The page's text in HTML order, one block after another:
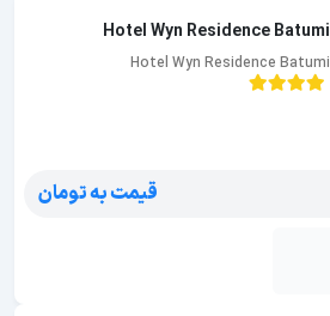
Hotel Wyn Residence Batumi
Hotel Wyn Residence Batumi
قیمت به تومان